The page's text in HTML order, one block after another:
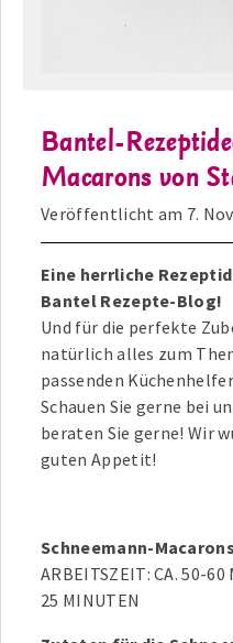
Bantel-
Macarons von
Veröffentlicht am 7.
Eine herrliche
Bantel Rezepte-Blog!
Und für die perfekte
natürlich alles zum
passenden
Schauen Sie gerne bei
beraten Sie gerne! Wir
guten Appetit!
Schneemann-Macarons
ARBEITSZEIT: CA. 50-
25 MINUTEN